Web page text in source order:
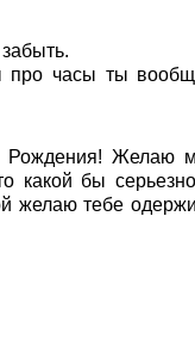
про часы ты
Рождения! Желаю
какой бы
желаю тебе